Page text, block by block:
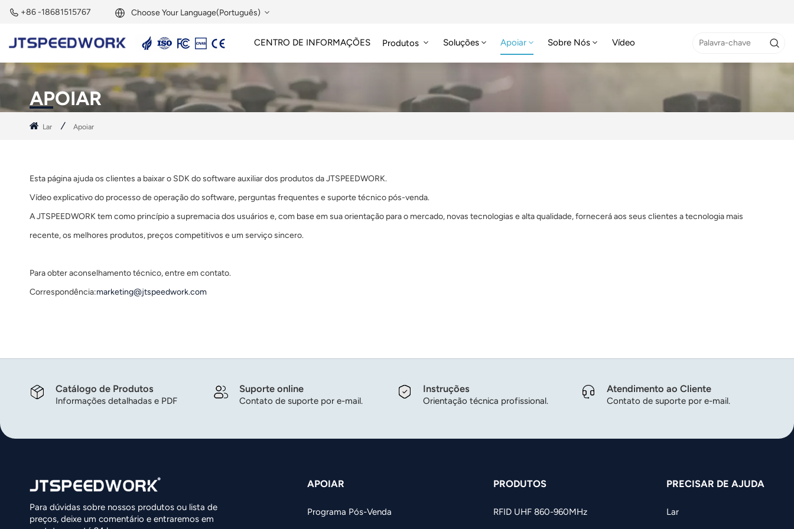
+86 -18681515767 Choose Your Language(Português)
English
Français
Deutsch
Español
Português
عربي
Indonesia
CENTRO DE INFORMAÇÕES Produtos Soluções Apoiar Sobre Nós Vídeo
APOIAR
Lar Apoiar
Esta página ajuda os clientes a baixar o SDK do software auxiliar dos produtos da JTSPEEDWORK.
Vídeo explicativo do processo de operação do software, perguntas frequentes e suporte técnico pós-venda.
A JTSPEEDWORK tem como princípio a supremacia dos usuários e, com base em sua orientação para o mercado, novas tecnologias e alta qualidade, fornecerá aos seus clientes a tecnologia mais
recente, os melhores produtos, preços competitivos e um serviço sincero.
Para obter aconselhamento técnico, entre em contato.
Correspondência:marketing@jtspeedwork.com
Catálogo de Produtos
Informações detalhadas e PDF
Suporte online
Contato de suporte por e-mail.
Instruções
Orientação técnica profissional.
Atendimento ao Cliente
Contato de suporte por e-mail.
Para dúvidas sobre nossos produtos ou lista de
preços, deixe um comentário e entraremos em
APOIAR
Programa Pós-Venda
PRODUTOS
RFID UHF 860-960MHz
PRECISAR DE AJUDA
Lar